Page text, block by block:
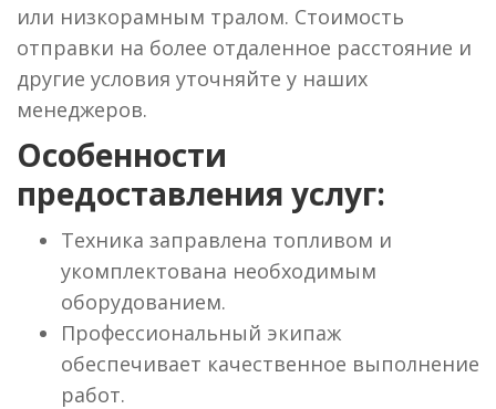
или низкорамным тралом. Стоимость
отправки на более отдаленное расстояние и
другие условия уточняйте у наших
менеджеров.
Особенности
предоставления услуг:
Техника заправлена топливом и
укомплектована необходимым
оборудованием.
Профессиональный экипаж
обеспечивает качественное выполнение
работ.